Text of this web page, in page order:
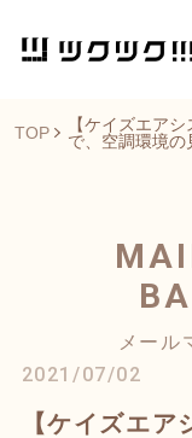
TOP
【ケイズエア
で、空調環境
メール
2021/07/02
【ケイズエ